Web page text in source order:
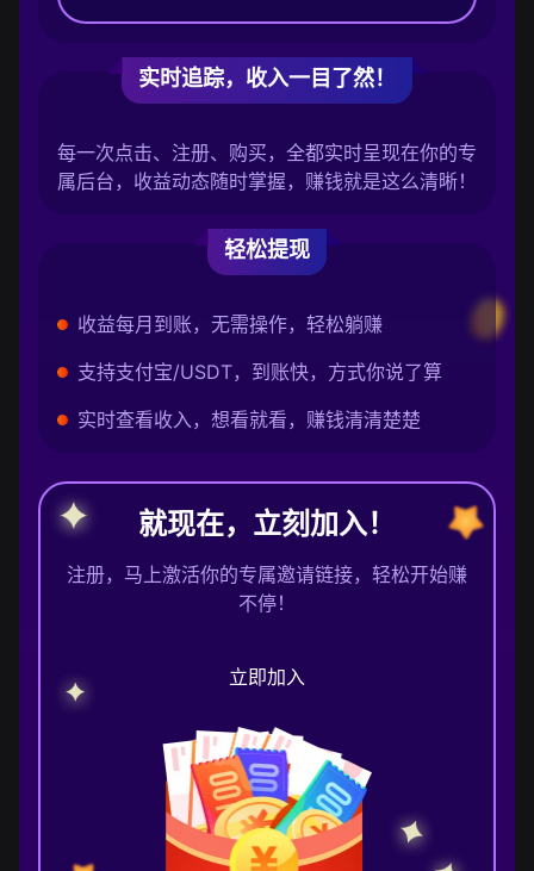
实时追踪，收入一目了然！
每一次点击、注册、购买，全都实时呈现在你的专
属后台，收益动态随时掌握，赚钱就是这么清晰！
轻松提现
收益每月到账，无需操作，轻松躺赚
支持支付宝/USDT，到账快，方式你说了算
实时查看收入，想看就看，赚钱清清楚楚
就现在，立刻加入！
注册，马上激活你的专属邀请链接，轻松开始赚
不停！
立即加入